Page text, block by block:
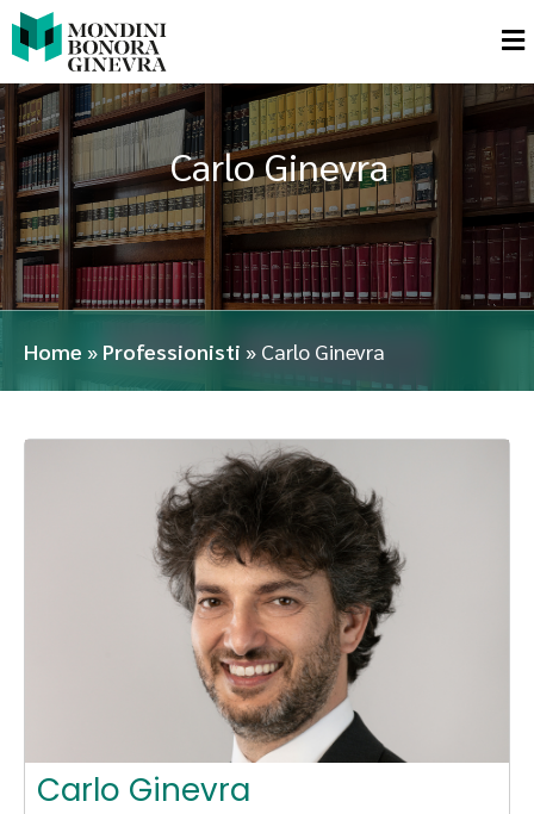
Carlo Ginevra
Home » Professionisti » Carlo Ginevra
Carlo Ginevra